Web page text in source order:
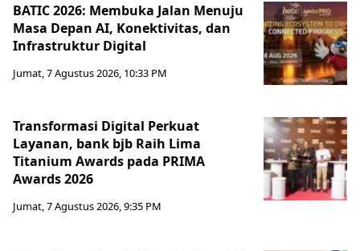
BATIC 2026: Membuka Jalan Menuju
Masa Depan AI, Konektivitas, dan
Infrastruktur Digital
Jumat, 7 Agustus 2026, 10:33 PM
Transformasi Digital Perkuat
Layanan, bank bjb Raih Lima
Titanium Awards pada PRIMA
Awards 2026
Jumat, 7 Agustus 2026, 9:35 PM